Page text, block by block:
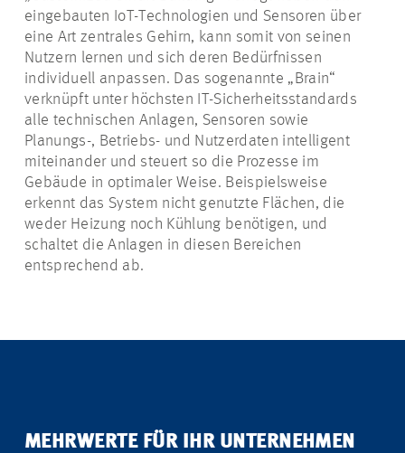
eingebauten IoT-Technologien und Sensoren über
eine Art zentrales Gehirn, kann somit von seinen
Nutzern lernen und sich deren Bedürfnissen
individuell anpassen. Das sogenannte „Brain“
verknüpft unter höchsten IT-Sicherheitsstandards
alle technischen Anlagen, Sensoren sowie
Planungs-, Betriebs- und Nutzerdaten intelligent
miteinander und steuert so die Prozesse im
Gebäude in optimaler Weise. Beispielsweise
erkennt das System nicht genutzte Flächen, die
weder Heizung noch Kühlung benötigen, und
schaltet die Anlagen in diesen Bereichen
entsprechend ab.
MEHRWERTE FÜR IHR UNTERNEHMEN